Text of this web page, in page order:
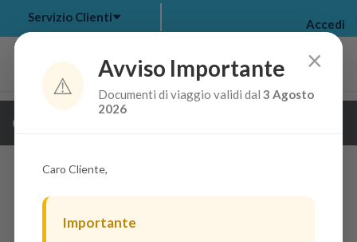
my bookings >
Servizio Clienti Accedi
Guarda i dettagli della crociera
×
⚠️
Avviso Importante
Documenti di viaggio validi dal3 Agosto
2026
Caro Cliente,
Importante